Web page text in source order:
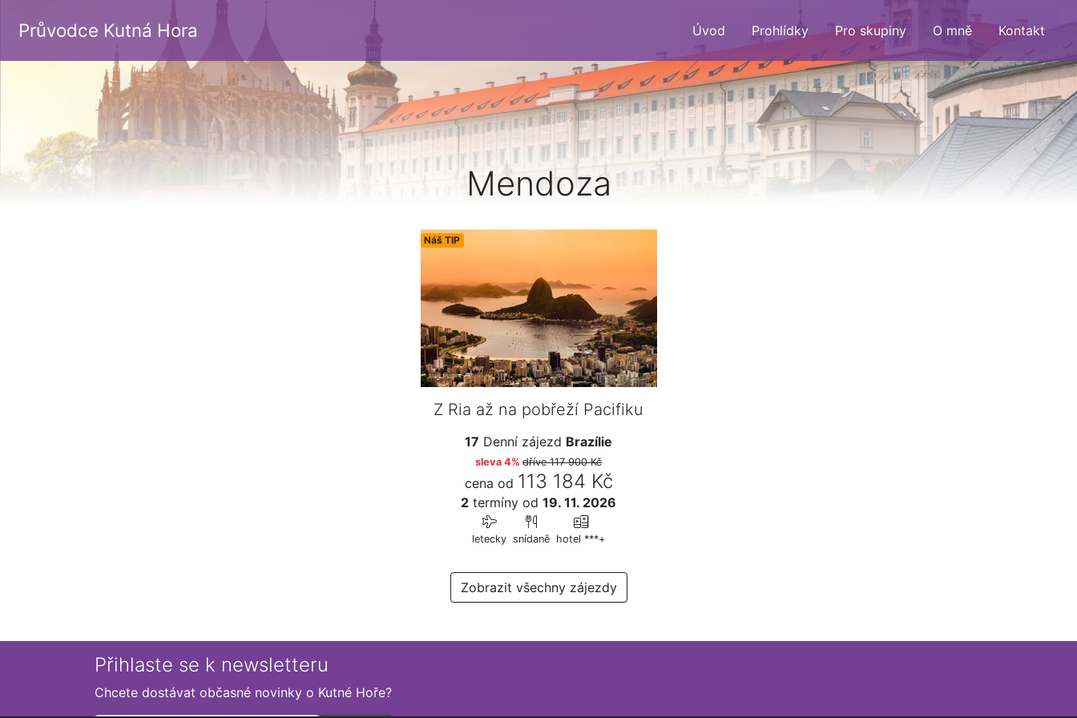
Průvodce Kutná Hora Úvod Prohlídky Pro skupiny O mně Kontakt
Mendoza
Náš TIP
Z Ria až na pobřeží Pacifiku
17 Denní zájezd Brazílie
sleva 4% dříve117 900 Kč
cena od 113 184 Kč
2 termíny od 19. 11. 2026
letecky snídaně hotel ***+
Zobrazit všechny zájezdy
Přihlaste se k newsletteru
Chcete dostávat občasné novinky o Kutné Hoře?